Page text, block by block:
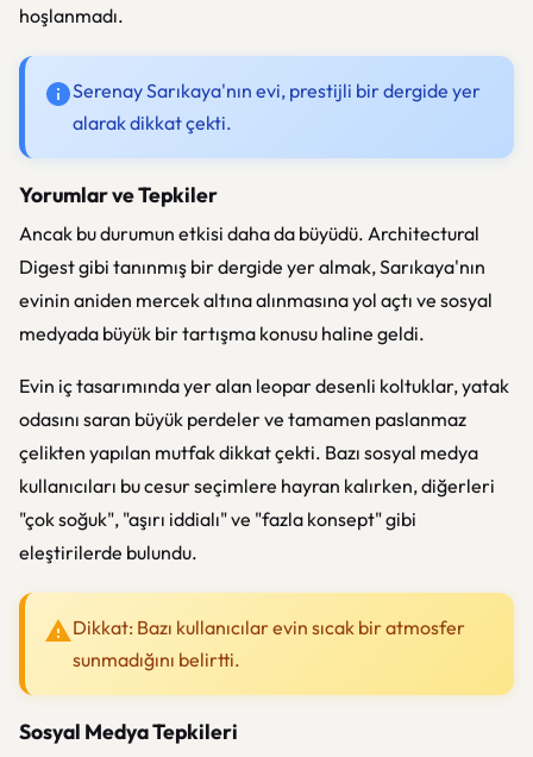
hoşlanmadı.
Serenay Sarıkaya'nın evi, prestijli bir dergide yer
alarak dikkat çekti.
Yorumlar ve Tepkiler
Ancak bu durumun etkisi daha da büyüdü. Architectural
Digest gibi tanınmış bir dergide yer almak, Sarıkaya'nın
evinin aniden mercek altına alınmasına yol açtı ve sosyal
medyada büyük bir tartışma konusu haline geldi.
Evin iç tasarımında yer alan leopar desenli koltuklar, yatak
odasını saran büyük perdeler ve tamamen paslanmaz
çelikten yapılan mutfak dikkat çekti. Bazı sosyal medya
kullanıcıları bu cesur seçimlere hayran kalırken, diğerleri
"çok soğuk", "aşırı iddialı" ve "fazla konsept" gibi
eleştirilerde bulundu.
Dikkat: Bazı kullanıcılar evin sıcak bir atmosfer
sunmadığını belirtti.
Sosyal Medya Tepkileri